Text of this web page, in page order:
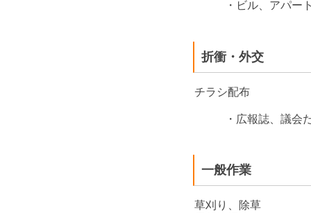
・ビル、アパート
折衝・外交
チラシ配布
・広報誌、議会だ
一般作業
草刈り、除草